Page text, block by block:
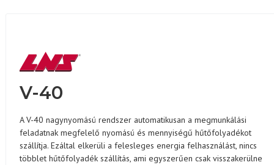
V-40
A V-40 nagynyomású rendszer automatikusan a megmunkálási
feladatnak megfelelő nyomású és mennyiségű hűtőfolyadékot
szállítja. Ezáltal elkerüli a felesleges energia felhasználást, nincs
többlet hűtőfolyadék szállítás, ami egyszerűen csak visszakerülne